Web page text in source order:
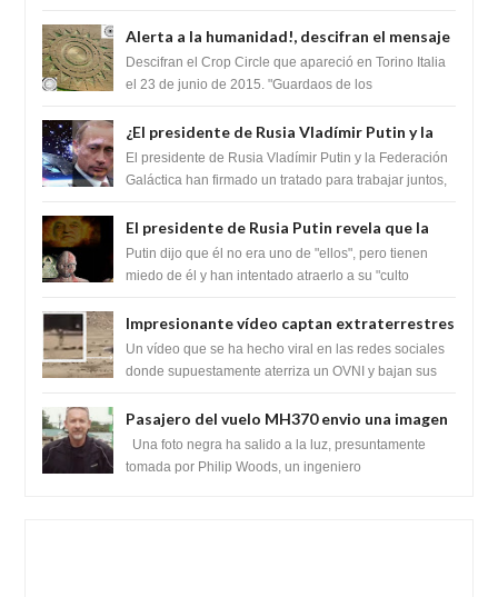
Alerta a la humanidad!, descifran el mensaje
del Crop Circle de Torino ,Italia
Descifran el Crop Circle que apareció en Torino Italia
el 23 de junio de 2015. "Guardaos de los
¿El presidente de Rusia Vladímir Putin y la
Federación Galactica han firmado un
tratado para acabar con los Sionistas?
El presidente de Rusia Vladímir Putin y la Federación
Galáctica han firmado un tratado para trabajar juntos,
El presidente de Rusia Putin revela que la
clase dominante en el mundo son los
híbridos reptiles
Putin dijo que él no era uno de "ellos", pero tienen
miedo de él y han intentado atraerlo a su "culto
Impresionante vídeo captan extraterrestres
bajando de un OVNI en Arabia Saudita
Un vídeo que se ha hecho viral en las redes sociales
donde supuestamente aterriza un OVNI y bajan sus
Pasajero del vuelo MH370 envio una imagen
y texto desde la Isla Diego Garcia
Una foto negra ha salido a la luz, presuntamente
tomada por Philip Woods, un ingeniero